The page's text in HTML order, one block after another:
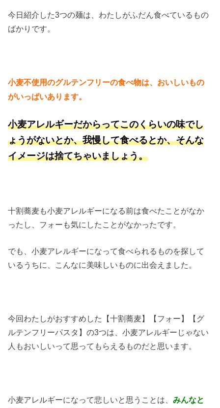
今日紹介した3つの麺は、わたしがふだん食べているもの
ばかりです。
小麦不使用のグルテンフリーの食べ物は、おいしいもの
がいっぱいあります。
小麦アレルギーだからってこのくらいの味でし
ょうがないとか、我慢して食べるとか、そんな
イメージは捨てちゃいましょう。
十割蕎麦も小麦アレルギーになる前は食べたことがなか
ったし、フォーも気にしたことがなかったです。
でも、小麦アレルギーになって食べられるものを探して
いるうちに、こんなに美味しいものに出会えました。
今回わたしがおすすめした【十割蕎麦】【フォー】【グ
ルテンフリーパスタ】の3つは、小麦アレルギーじゃない
人もおいしいって思ってもらえるものだと思います。
小麦アレルギーになって悲しいと思うことは、みんなと